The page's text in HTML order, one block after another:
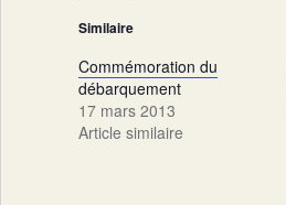
Similaire
Commémoration du
débarquement
17 mars 2013
Article similaire